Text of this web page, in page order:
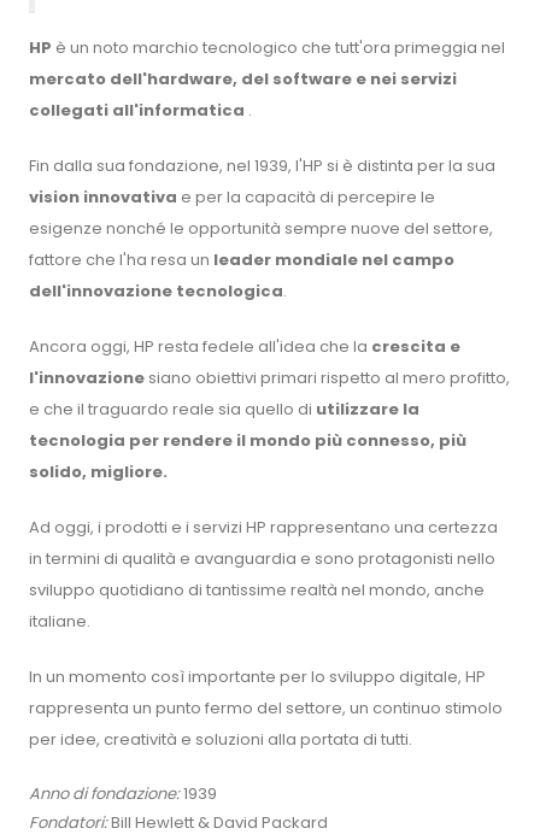
HP è un noto marchio tecnologico che tutt'ora primeggia nel
mercato dell'hardware, del software e nei servizi
collegati all'informatica .
Fin dalla sua fondazione, nel 1939, l'HP si è distinta per la sua
vision innovativa e per la capacità di percepire le
esigenze nonché le opportunità sempre nuove del settore,
fattore che l'ha resa un leader mondiale nel campo
dell'innovazione tecnologica.
Ancora oggi, HP resta fedele all'idea che la crescita e
l'innovazione siano obiettivi primari rispetto al mero profitto,
e che il traguardo reale sia quello di utilizzare la
tecnologia per rendere il mondo più connesso, più
solido, migliore.
Ad oggi, i prodotti e i servizi HP rappresentano una certezza
in termini di qualità e avanguardia e sono protagonisti nello
sviluppo quotidiano di tantissime realtà nel mondo, anche
italiane.
In un momento così importante per lo sviluppo digitale, HP
rappresenta un punto fermo del settore, un continuo stimolo
per idee, creatività e soluzioni alla portata di tutti.
Anno di fondazione:1939
Fondatori:Bill Hewlett & David Packard